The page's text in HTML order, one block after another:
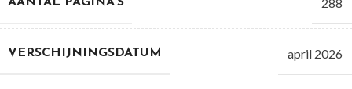
VERSCHIJNINGSDATUM april 2026